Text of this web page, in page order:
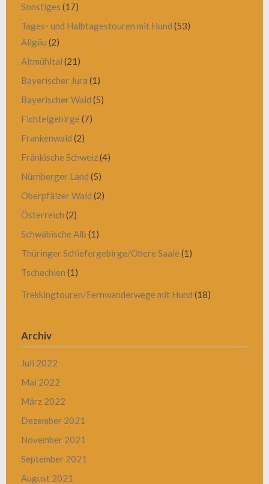
Sonstiges (17)
Tages- und Halbtagestouren mit Hund (53)
Allgäu (2)
Altmühltal (21)
Bayerischer Jura (1)
Bayerischer Wald (5)
Fichtelgebirge (7)
Frankenwald (2)
Fränkische Schweiz(4)
Nürnberger Land (5)
Oberpfälzer Wald (2)
Österreich (2)
Schwäbische Alb (1)
Thüringer Schiefergebirge/Obere Saale (1)
Tschechien (1)
Trekkingtouren/Fernwanderwege mit Hund (18)
Archiv
Juli 2022
Mai 2022
März 2022
Dezember 2021
November 2021
September 2021
August 2021